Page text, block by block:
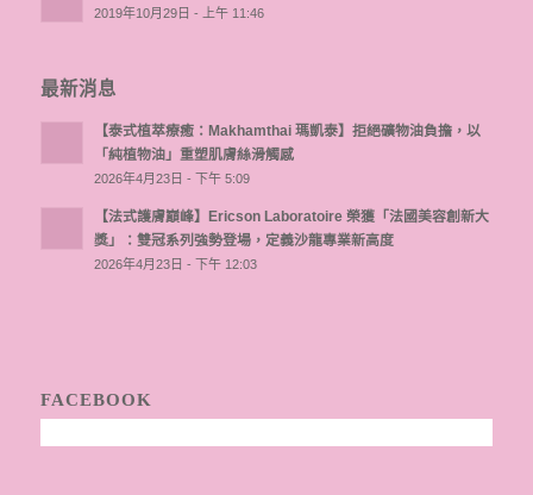
2019年10月29日 - 上午 11:46
最新消息
【泰式植萃療癒：Makhamthai 瑪凱泰】拒絕礦物油負擔，以
「純植物油」重塑肌膚絲滑觸感
2026年4月23日 - 下午 5:09
【法式護膚巔峰】Ericson Laboratoire 榮獲「法國美容創新大
獎」：雙冠系列強勢登場，定義沙龍專業新高度
2026年4月23日 - 下午 12:03
FACEBOOK